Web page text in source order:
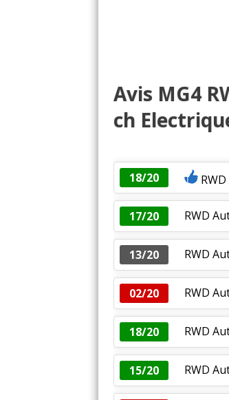
Avis MG4
ch
18/20
17/20 RWD
13/20 RWD
02/20 RWD
18/20 RWD
15/20 RWD